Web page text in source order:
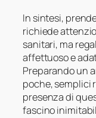
In sintesi,
richiede
sanitari, ma
affettuoso e
Preparando un
poche, semplici
presenza di
fascino